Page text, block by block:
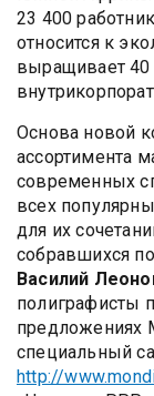
23 400
относится к
выращивает 40
Основа новой
ассортимента
современных
всех
для их
собравшихся
Василий
полиграфисты
предложениях
специальный
http://